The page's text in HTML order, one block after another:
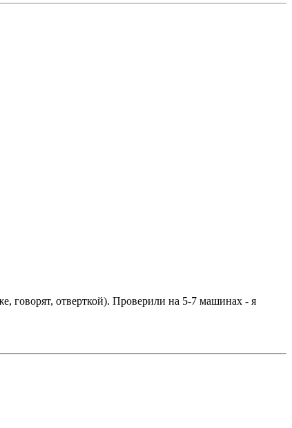
говорят, отверткой). Проверили на 5-7 машинах - я